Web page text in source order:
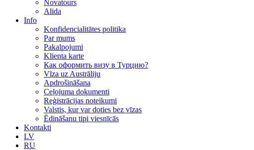
Novatours
Alida
Info
Konfidencialitātes politika
Par mums
Рakalpojumi
Klienta karte
Как оформить визу в Турцию?
Vīza uz Austrāliju
Apdrošināšana
Ceļojuma dokumenti
Reģistrācijas noteikumi
Valstis, kur var doties bez vīzas
Ēdināšanu tipi viesnīcās
Kontakti
LV
RU